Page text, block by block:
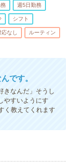
週5日勤務
シフト
応なし ルーティン
です。
きなんだ」そうし
やすいようにす
く教えてくれます